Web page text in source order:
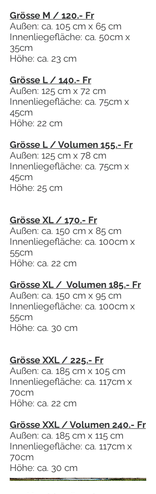
Grösse M / 120.- Fr
Außen: ca. 105 cm x 65 cm
Innenliegefläche: ca. 50cm x
35cm
Höhe: ca. 23 cm
Grösse L / 140.- Fr
Außen: 125 cm x 72 cm
Innenliegefläche: ca. 75cm x
45cm
Höhe: 22 cm
Grösse L / Volumen 155.- Fr
Außen: 125 cm x 78 cm
Innenliegefläche: ca. 75cm x
45cm
Höhe: 25 cm
Grösse XL / 170.- Fr
Außen: ca. 150 cm x 85 cm
Innenliegefläche: ca. 100cm x
55cm
Höhe: ca. 22 cm
Grösse XL / Volumen 185.- Fr
Außen: ca. 150 cm x 95 cm
Innenliegefläche: ca. 100cm x
55cm
Höhe: ca. 30 cm
Grösse XXL / 225.- Fr
Außen: ca. 185 cm x 105 cm
Innenliegefläche: ca. 117cm x
70cm
Höhe: ca. 22 cm
Grösse XXL / Volumen 240.- Fr
Außen: ca. 185 cm x 115 cm
Innenliegefläche: ca. 117cm x
70cm
Höhe: ca. 30 cm